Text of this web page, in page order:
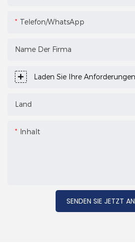
Telefon/WhatsApp
Name Der Firma
Laden Sie Ihre
Land
Inhalt
SENDEN SIE JETZT